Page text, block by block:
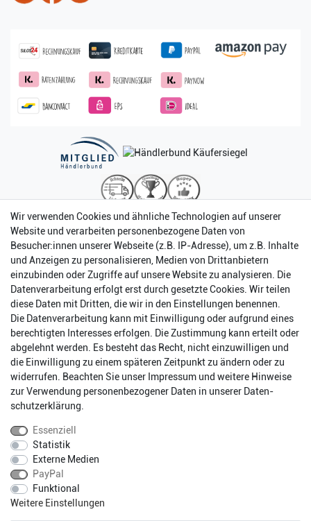
Impressum Daten­schutz­erklärung AGB
Barrierefreiheitserklärung
* Alle Preise inkl. gesetzlichen Mehrwertsteuer zzgl.
Wir verwenden Cookies und ähnliche Technologien auf unserer
Website und verarbeiten personenbezogene Daten von
Besucher:innen unserer Webseite (z.B. IP-Adresse), um z.B. Inhalte
und Anzeigen zu personalisieren, Medien von Drittanbietern
einzubinden oder Zugriffe auf unsere Website zu analysieren. Die
Datenverarbeitung erfolgt erst durch gesetzte Cookies. Wir teilen
diese Daten mit Dritten, die wir in den Einstellungen benennen.
Die Datenverarbeitung kann mit Einwilligung oder aufgrund eines
berechtigten Interesses erfolgen. Die Zustimmung kann erteilt oder
abgelehnt werden. Es besteht das Recht, nicht einzuwilligen und
die Einwilligung zu einem späteren Zeitpunkt zu ändern oder zu
widerrufen. Beachten Sie unser Impressum und weitere Hinweise
zur Verwendung personenbezogener Daten in unserer Daten­
schutz­erklärung
Essenziell
Statistik
Externe Medien
PayPal
Funktional
Weitere Einstellungen